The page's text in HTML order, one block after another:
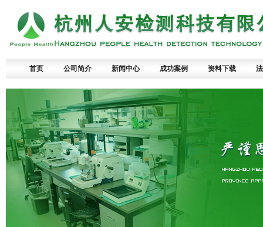
首页 公司简介 新闻中心 成功案例 资料下载